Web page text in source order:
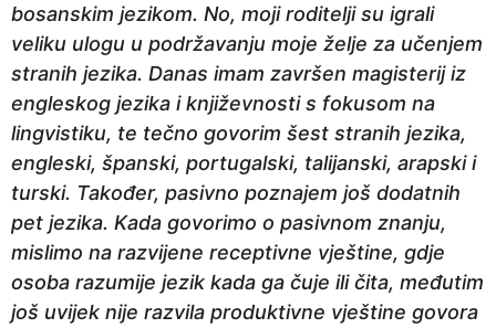
bosanskim jezikom. No, moji roditelji su igrali
veliku ulogu u podržavanju moje želje za učenjem
stranih jezika. Danas imam završen magisterij iz
engleskog jezika i književnosti s fokusom na
lingvistiku, te tečno govorim šest stranih jezika,
engleski, španski, portugalski, talijanski, arapski i
turski. Također, pasivno poznajem još dodatnih
pet jezika. Kada govorimo o pasivnom znanju,
mislimo na razvijene receptivne vještine, gdje
osoba razumije jezik kada ga čuje ili čita, međutim
još uvijek nije razvila produktivne vještine govora